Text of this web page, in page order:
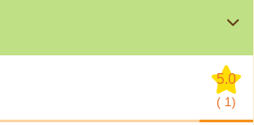
5.0
( 1)